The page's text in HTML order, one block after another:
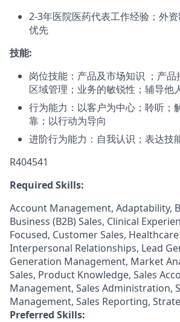
2-3年医院医药代表工作经验；外
优先
技能:
岗位技能：产品及市场知识 ；产品
区域管理；业务的敏锐性；辅导他
行为能力：以客户为中心；聆听；
靠；以行动为导向
进阶行为能力：自我认识；表达技
R404541
Required Skills:
Account Management, Adaptability,
Business (B2B) Sales, Clinical
Focused, Customer Sales, Healthcare
Interpersonal Relationships, Lead
Generation Management, Market
Sales, Product Knowledge, Sales
Management, Sales Administration,
Management, Sales Reporting,
Preferred Skills: